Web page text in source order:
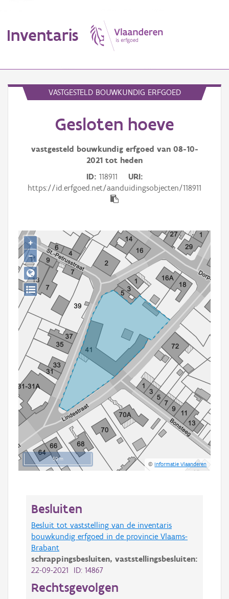
Inventaris
Aanduidingsobject
Persoon of collectief
Downloads
Hergebruik
Aanmelden
VASTGESTELD BOUWKUNDIG ERFGOED
Gesloten hoeve
vastgesteld bouwkundig erfgoed van 08-10-
2021 tot heden
ID 118911
URI
https://id.erfgoed.net/aanduidingsobjecten/118911
50 m
©Informatie Vlaanderen
+
−
Besluiten
Besluit tot vaststelling van de inventaris
bouwkundig erfgoed in de provincie Vlaams-
Brabant
schrappingsbesluiten, vaststellingsbesluiten:
22-09-2021 ID: 14867
Rechtsgevolgen